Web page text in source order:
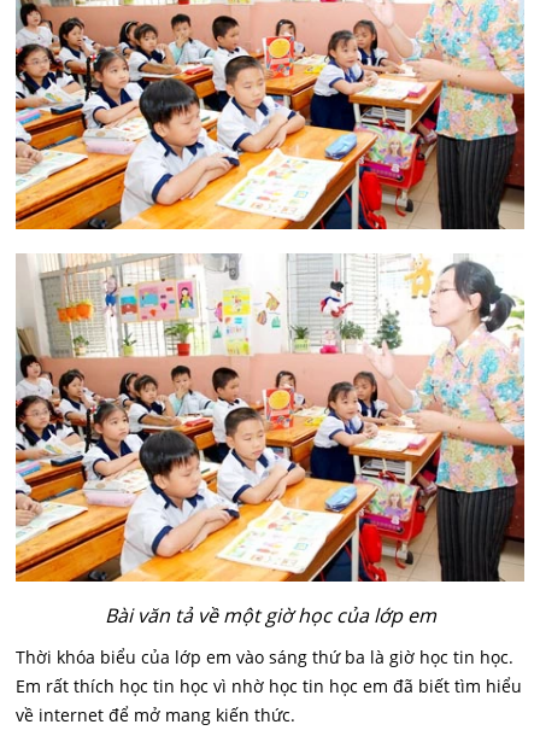
Bài văn tả về một giờ học của lớp em
Thời khóa biểu của lớp em vào sáng thứ ba là giờ học tin học.
Em rất thích học tin học vì nhờ học tin học em đã biết tìm hiểu
về internet để mở mang kiến thức.